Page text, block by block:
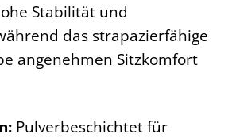
Stabilität und
das strapazierfähige
angenehmen Sitzkomfort
Pulverbeschichtet für